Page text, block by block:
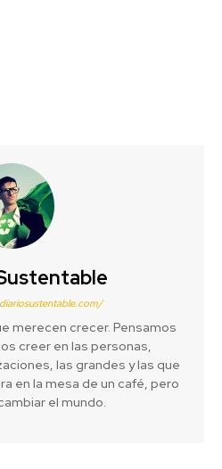
merecen crecer. Pensamos
creer en las personas,
las grandes y las que
en la mesa de un café, pero
el mundo.